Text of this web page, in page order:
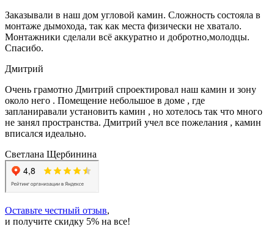
Заказывали в наш дом угловой камин. Сложность состояла в
монтаже дымохода, так как места физически не хватало.
Монтажники сделали всё аккуратно и добротно,молодцы.
Спасибо.
Дмитрий
Очень грамотно Дмитрий спроектировал наш камин и зону
около него . Помещение небольшое в доме , где
запланиравали установить камин , но хотелось так что много
не занял пространства. Дмитрий учел все пожелания , камин
вписался идеально.
Светлана Щербинина
Оставьте честный отзыв,
и получите скидку 5% на все!